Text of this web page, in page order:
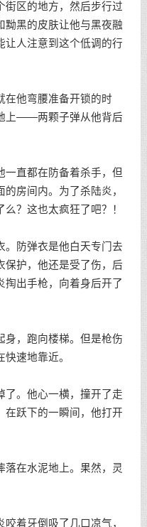
区的地方，然后步行过
黝黑的皮肤让他与黑夜融
让人注意到这个低调的行
他弯腰准备开锁的时
上——两颗子弹从他背后
直都在防备着杀手，但
房间内。为了杀陆炎，
？这也太疯狂了吧？！
防弹衣是他白天专门去
保护，他还是受了伤，后
掏出手枪，向着身后开了
，跑向楼梯。但是枪伤
速地靠近。
。他心一横，撞开了走
在跃下的一瞬间，他打开
在水泥地上。果然，灵
着牙倒吸了几口凉气，